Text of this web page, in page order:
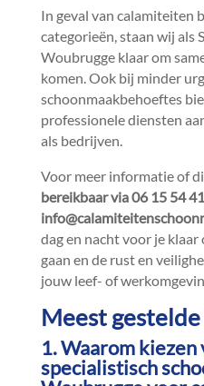
In geval van calamiteiten
categorieën, staan wij als
Woubrugge klaar om
komen.​ Ook bij minder
schoonmaakbehoeftes
professionele diensten
als bedrijven.​
Voor meer informatie of
bereikbaar via 06 15 54
dag en nacht voor je
gaan en de rust en
jouw leef- of
Meest
1.​ Waarom kiezen
specialistisch